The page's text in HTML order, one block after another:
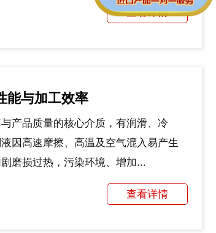
查看详情
能与加工效率
产品质量的核心介质，有润滑、冷
因高速摩擦、高温及空气混入易产生
磨损过热，污染环境、增加...
查看详情